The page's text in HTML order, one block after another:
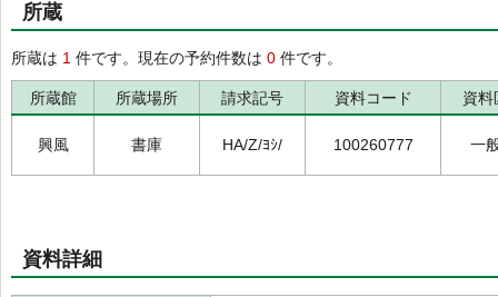
所蔵
所蔵は 1 件です。現在の予約件数は 0 件です。
所蔵館 所蔵場所 請求記号 資料コード 資料
興風 書庫 HA/Z/ﾖｼ/ 100260777 一
資料詳細